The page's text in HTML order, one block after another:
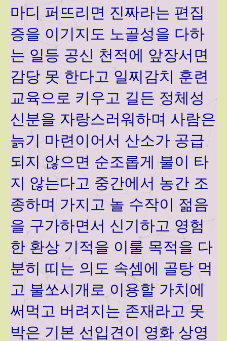
마디 퍼뜨리면 진짜라는 편집
증을 이기지도 노골성을 다하
는 일등 공신 천적에 앞장서면
감당 못 한다고 일찌감치 훈련
교육으로 키우고 길든 정체성
신분을 자랑스러워하며 사람은
늙기 마련이어서 산소가 공급
되지 않으면 순조롭게 불이 타
지 않는다고 중간에서 농간 조
종하며 가지고 놀 수작이 젊음
을 구가하면서 신기하고 영험
한 환상 기적을 이룰 목적을 다
분히 띠는 의도 속셈에 골탕 먹
고 불쏘시개로 이용할 가치에
써먹고 버려지는 존재라고 못
박은 기본 선입견이 영화 상영